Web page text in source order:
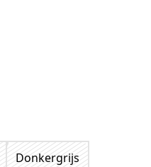
Donkergrijs